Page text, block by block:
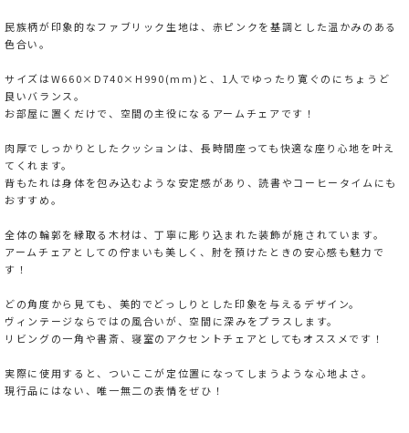
民族柄が印象的なファブリック生地は、赤ピンクを基調とした温かみのある
色合い。
サイズはW660×D740×H990(mm)と、1人でゆったり寛ぐのにちょうど
良いバランス。
お部屋に置くだけで、空間の主役になるアームチェアです！
肉厚でしっかりとしたクッションは、長時間座っても快適な座り心地を叶え
てくれます。
背もたれは身体を包み込むような安定感があり、読書やコーヒータイムにも
おすすめ。
全体の輪郭を縁取る木材は、丁寧に彫り込まれた装飾が施されています。
アームチェアとしての佇まいも美しく、肘を預けたときの安心感も魅力で
す！
どの角度から見ても、美的でどっしりとした印象を与えるデザイン。
ヴィンテージならではの風合いが、空間に深みをプラスします。
リビングの一角や書斎、寝室のアクセントチェアとしてもオススメです！
実際に使用すると、ついここが定位置になってしまうような心地よさ。
現行品にはない、唯一無二の表情をぜひ！